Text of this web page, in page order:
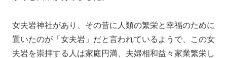
女夫岩神社があり、その昔に人類の繁栄と幸福のために
置いたのが「女夫岩」だと言われているようで、この女
夫岩を崇拝する人は家庭円満、夫婦相和益々家業繁栄し